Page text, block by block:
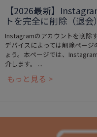
【2026最新】
トを完全に削除（退
Instagramのアカウントを削除
デバイスによっては削除ペー
ょう。本ページでは、
介します。 ...
もっと見る >